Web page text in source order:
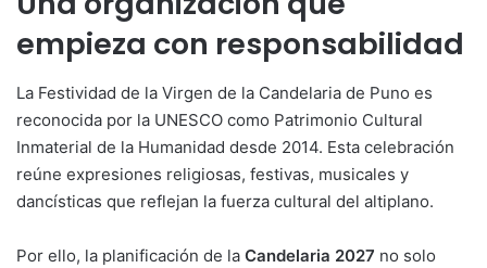
empieza con responsabilidad
La Festividad de la Virgen de la Candelaria de Puno es
reconocida por la UNESCO como Patrimonio Cultural
Inmaterial de la Humanidad desde 2014. Esta celebración
reúne expresiones religiosas, festivas, musicales y
dancísticas que reflejan la fuerza cultural del altiplano.
Por ello, la planificación de la Candelaria 2027 no solo